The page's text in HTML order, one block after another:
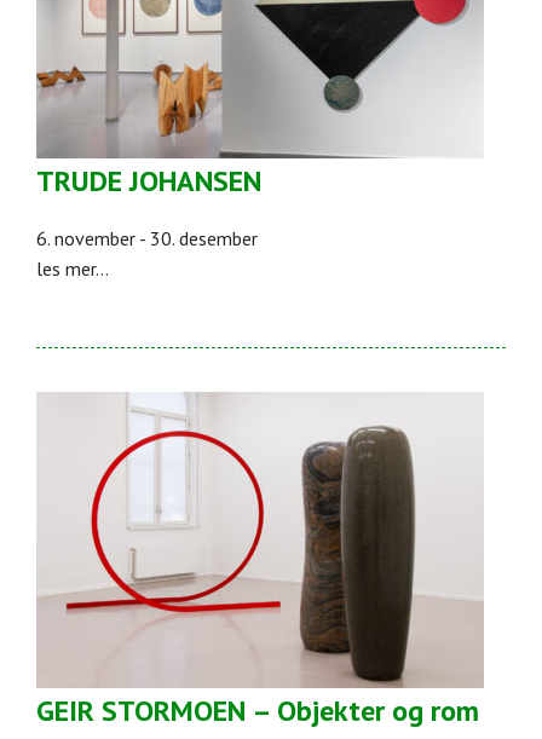
TRUDE JOHANSEN
6. november - 30. desember
les mer...
GEIR STORMOEN – Objekter og rom